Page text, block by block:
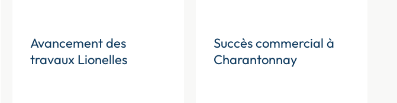
Avancement des
travaux Lionelles
Succès commercial à
Charantonnay